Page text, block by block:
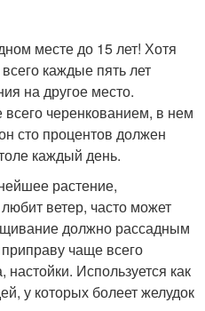
месте до 15 лет! Хотя
каждые пять лет
на другое место.
черенкованием, в нем
сто процентов должен
каждый день.
растение,
ветер, часто может
должно рассадным
чаще всего
Используется как
у которых болеет желудок